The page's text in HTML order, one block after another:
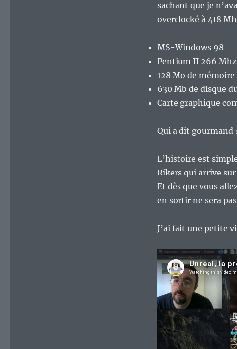
sachant que je
overclocké à 418
MS-Windows 98
Pentium II 266 Mhz
128 Mo de mémoire
630 Mb de disque
Carte graphique
Qui a dit gourmand
L’histoire est
Rikers qui arrive
Et dès que vous
en sortir ne sera
J’ai fait une petite